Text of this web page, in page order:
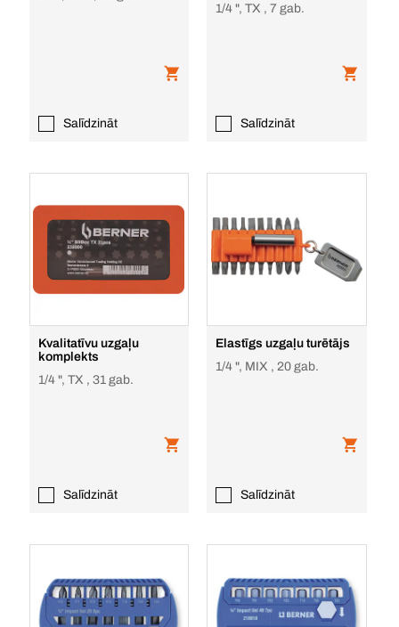
Salīdzināt
1/4 ", TX , 7 gab.
Salīdzināt
Kvalitatīvu uzgaļu
komplekts
1/4 ", TX , 31 gab.
Salīdzināt
Elastīgs uzgaļu turētājs
1/4 ", MIX , 20 gab.
Salīdzināt